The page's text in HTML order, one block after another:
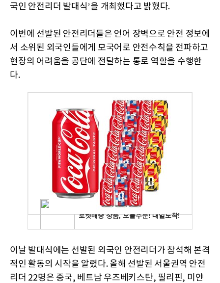
국인 안전리더 발대식’을 개최했다고 밝혔다.
이번에 선발된 안전리더들은 언어 장벽으로 안전 정보에
서 소위된 외국인들에게 모국어로 안전수칙을 전파하고
현장의 어려움을 공단에 전달하는 통로 역할을 수행한
다.
이날 발대식에는 선발된 외국인 안전리더가 참석해 본격
적인 활동의 시작을 알렸다. 올해 선발된 서울권역 안전
리더 22명은 중국, 베트남 우즈베키스탄, 필리핀, 미얀